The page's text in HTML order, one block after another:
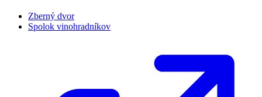
Zberný dvor
Spolok vinohradníkov